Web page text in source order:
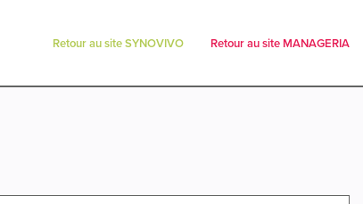
Retour au site SYNOVIVO Retour au site MANAGERIA